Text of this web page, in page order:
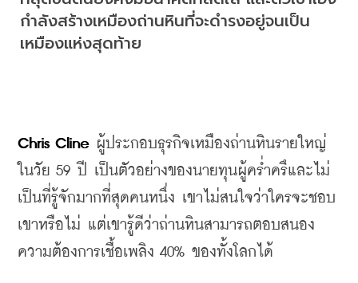
กำลังสร้างเหมืองถ่านหินที่จะดำรงอยู่จนเป็น
เหมืองแห่งสุดท้าย
Chris Cline ผู้ประกอบธุรกิจเหมืองถ่านหินรายใหญ่
ในวัย 59 ปี เป็นตัวอย่างของนายทุนผู้คร่ำครึและไม่
เป็นที่รู้จักมากที่สุดคนหนึ่ง เขาไม่สนใจว่าใครจะชอบ
เขาหรือไม่ แต่เขารู้ดีว่าถ่านหินสามารถตอบสนอง
ความต้องการเชื้อเพลิง 40% ของทั้งโลกได้